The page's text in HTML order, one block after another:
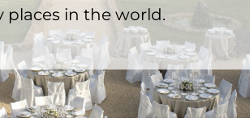
places in the world.